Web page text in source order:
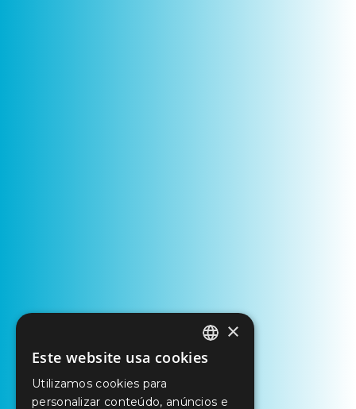
PORTUGUESE
ENGLISH
×
Este website usa cookies
Utilizamos cookies para
personalizar conteúdo, anúncios e